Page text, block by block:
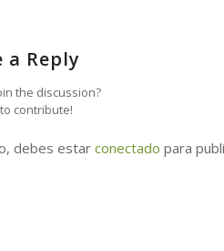
a Reply
the discussion?
contribute!
debes estar conectado para